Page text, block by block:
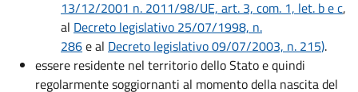
13/12/2001 n. 2011/98/UE, art. 3, com. 1, let. b e c,
al Decreto legislativo 25/07/1998, n.
286e al Decreto legislativo 09/07/2003, n. 215).
essere residente nel territorio dello Stato e quindi
regolarmente soggiornanti al momento della nascita del